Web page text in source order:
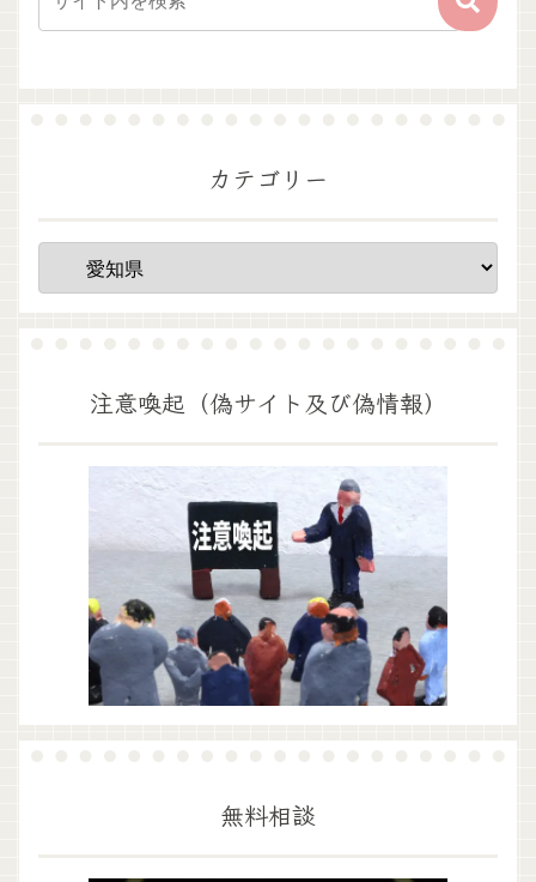
カテゴリー
注意喚起（偽サイト及び偽情報）
無料相談